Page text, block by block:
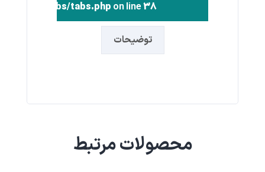
product/tabs/tabs.php on line38
توضیحات
محصولات مرتبط